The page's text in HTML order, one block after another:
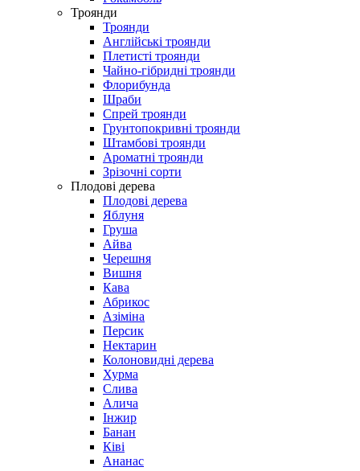
Троянди
Троянди
Англійські троянди
Плетисті троянди
Чайно-гібридні троянди
Флорибунда
Шраби
Спрей троянди
Грунтопокривні троянди
Штамбові троянди
Ароматні троянди
Зрізочні сорти
Плодові дерева
Плодові дерева
Яблуня
Груша
Айва
Черешня
Вишня
Кава
Абрикос
Азіміна
Персик
Нектарин
Колоновидні дерева
Хурма
Слива
Алича
Інжир
Банан
Ківі
Ананас